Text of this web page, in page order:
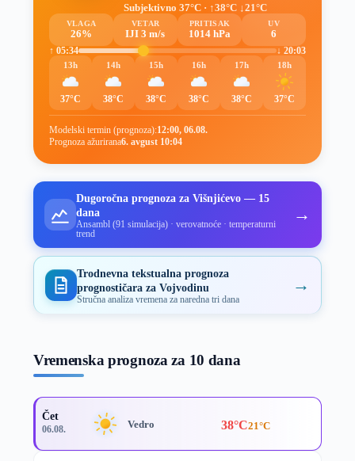
Subjektivno 37°C · ↑38°C ↓21°C
VLAGA
26%
VETAR
IJI 3 m/s
PRITISAK
1014 hPa
UV
6
↑ 05:34
↓ 20:03
13h
37°C
14h
38°C
15h
38°C
16h
38°C
17h
38°C
18h
37°C
Modelski termin (prognoza):12:00, 06.08.
Prognoza ažurirana6. avgust 10:04
Dugoročna prognoza za Višnjićevo — 15
dana
Ansambl (91 simulacija) · verovatnoće · temperaturni
trend
→
Trodnevna tekstualna prognoza
prognostičara za Vojvodinu
Stručna analiza vremena za naredna tri dana
→
Vremenska prognoza za 10 dana
Čet
06.08. Vedro 38°C21°C